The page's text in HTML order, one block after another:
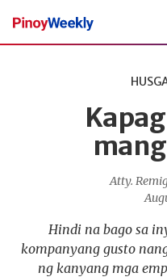
Pinoy
Weekly
Atty.
Hindi na bago sa
kompanyang gusto
ng kanyang mga